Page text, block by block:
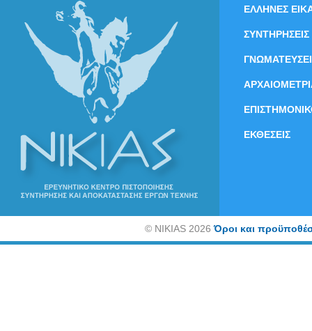
ΕΛΛΗΝΕΣ
ΣΥΝΤΗΡΗΣΕΙΣ
ΕΚΘΕΣΕΙΣ
©NIKIAS 2026Όροι και